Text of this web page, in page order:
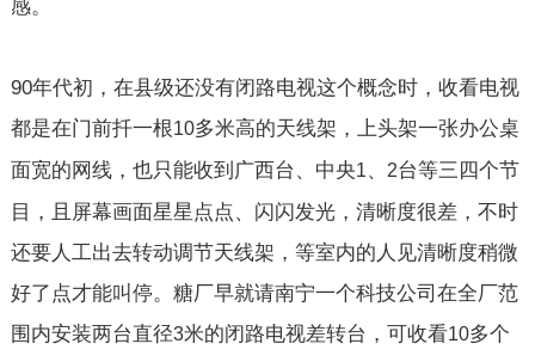
感。
90年代初，在县级还没有闭路电视这个概念时，收看电视
都是在门前扦一根10多米高的天线架，上头架一张办公桌
面宽的网线，也只能收到广西台、中央1、 2台等三四个节
目，且屏幕画面星星点点、闪闪发光，清晰度很差，不时
还要人工出去转动调节天线架，等室内的人见清晰度稍微
好了点才能叫停。糖厂早就请南宁一个科技公司在全厂范
围内安装两台直径3米的闭路电视差转台，可收看10多个